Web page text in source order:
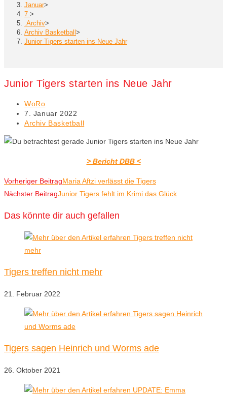
Januar>
7. >
.Archiv>
Archiv Basketball >
Junior Tigers starten ins Neue Jahr
Junior Tigers starten ins Neue Jahr
Beitrags-
Autor:
WoRo
Beitrag
veröffentlicht:
7. Januar 2022
Beitrags-
Archiv Basketball
> Bericht DBB <
Weitere
Artikel
ansehen
Vorheriger BeitragMaria Aftzi verlässt die Tigers
Nächster BeitragJunior Tigers fehlt im Krimi das Glück
Das könnte dir auch gefallen
Tigers treffen nicht mehr
21. Februar 2022
Tigers sagen Heinrich und Worms ade
26. Oktober 2021